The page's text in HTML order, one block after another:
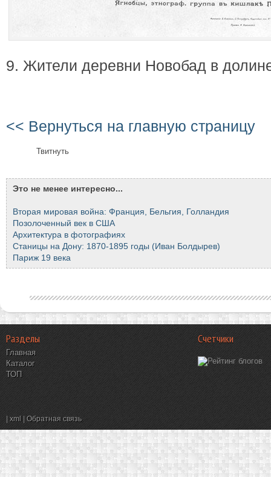
9. Жители деревни Новобад в
<< Вернуться на главную страницу
Твитнуть
Это не менее интересно...
Вторая мировая война: Франция, Бельгия, Голландия
Позолоченный век в США
Архитектура в фотографиях
Станицы на Дону: 1870-1895 годы (Иван Болдырев)
Париж 19 века
Разделы
Главная
Каталог
ТОП
Счетчики
xml Обратная связь